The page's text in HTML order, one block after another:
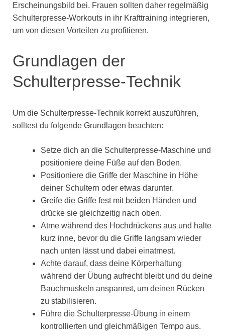
Erscheinungsbild bei. Frauen sollten daher regelmäßig
Schulterpresse-Workouts in ihr Krafttraining integrieren,
um von diesen Vorteilen zu profitieren.
Grundlagen der
Schulterpresse-Technik
Um die Schulterpresse-Technik korrekt auszuführen,
solltest du folgende Grundlagen beachten:
Setze dich an die Schulterpresse-Maschine und
positioniere deine Füße auf den Boden.
Positioniere die Griffe der Maschine in Höhe
deiner Schultern oder etwas darunter.
Greife die Griffe fest mit beiden Händen und
drücke sie gleichzeitig nach oben.
Atme während des Hochdrückens aus und halte
kurz inne, bevor du die Griffe langsam wieder
nach unten lässt und dabei einatmest.
Achte darauf, dass deine Körperhaltung
während der Übung aufrecht bleibt und du deine
Bauchmuskeln anspannst, um deinen Rücken
zu stabilisieren.
Führe die Schulterpresse-Übung in einem
kontrollierten und gleichmäßigen Tempo aus.